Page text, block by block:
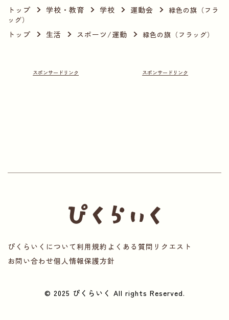
トップ 学校・教育 学校 運動会
緑色の旗（フラ
ッグ）
トップ 生活 スポーツ/運動 緑色の旗（フラッグ）
ぴくらいくについて利用規約 よくある質問 リクエスト
お問い合わせ個人情報保護方針
© 2025 ぴくらいく All rights Reserved.